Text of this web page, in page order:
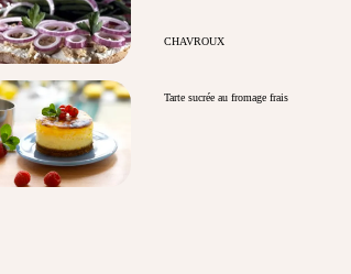
CHAVROUX
Tarte sucrée au fromage frais